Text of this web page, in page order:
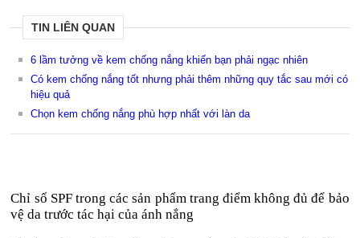
TIN LIÊN QUAN
6 lầm tưởng về kem chống nắng khiến bạn phải ngạc nhiên
Có kem chống nắng tốt nhưng phải thêm những quy tắc sau mới có
hiệu quả
Chọn kem chống nắng phù hợp nhất với làn da
Chỉ số SPF trong các sản phẩm trang điểm không đủ để bảo
vệ da trước tác hại của ánh nắng